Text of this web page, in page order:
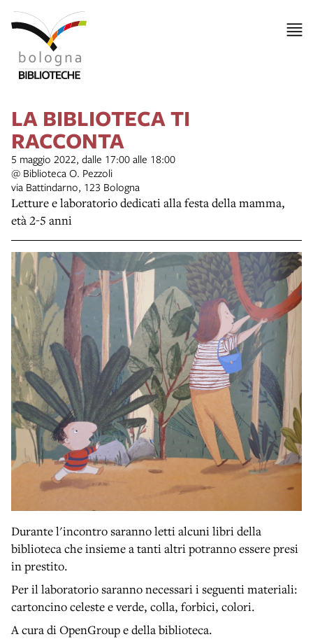
LA BIBLIOTECA TI
RACCONTA
5 maggio 2022, dalle 17:00 alle 18:00
@ Biblioteca O. Pezzoli
via Battindarno, 123 Bologna
Letture e laboratorio dedicati alla festa della mamma,
età 2-5 anni
Durante l'incontro saranno letti alcuni libri della
biblioteca che insieme a tanti altri potranno essere presi
in prestito.
Per il laboratorio saranno necessari i seguenti materiali:
cartoncino celeste e verde, colla, forbici, colori.
A cura di OpenGroup e della biblioteca.